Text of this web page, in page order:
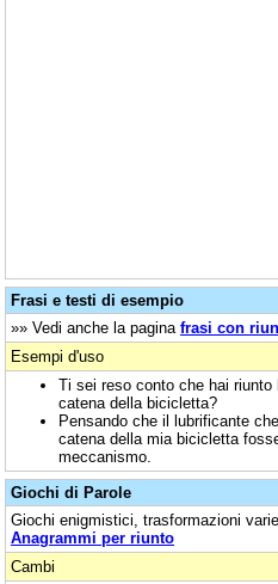
Frasi e testi di esempio
»» Vedi anche la pagina frasi con
Esempi d'uso
Ti sei reso conto che hai
catena della bicicletta?
Pensando che il lubrificante
catena della mia bicicletta
meccanismo.
Giochi di Parole
Giochi enigmistici, trasformazioni
Anagrammi per riunto
Cambi